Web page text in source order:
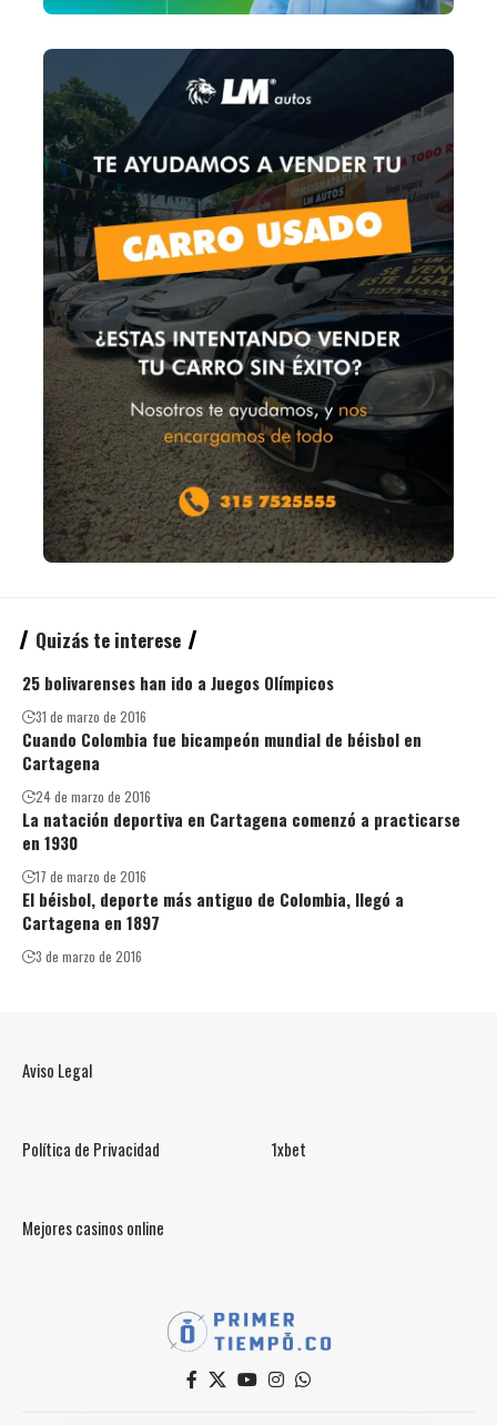
Quizás te interese
25 bolivarenses han ido a Juegos Olímpicos
31 de marzo de 2016
Cuando Colombia fue bicampeón mundial de béisbol en
Cartagena
24 de marzo de 2016
La natación deportiva en Cartagena comenzó a practicarse
en 1930
17 de marzo de 2016
El béisbol, deporte más antiguo de Colombia, llegó a
Cartagena en 1897
3 de marzo de 2016
Aviso Legal
Política de Privacidad 1xbet
Mejores casinos online